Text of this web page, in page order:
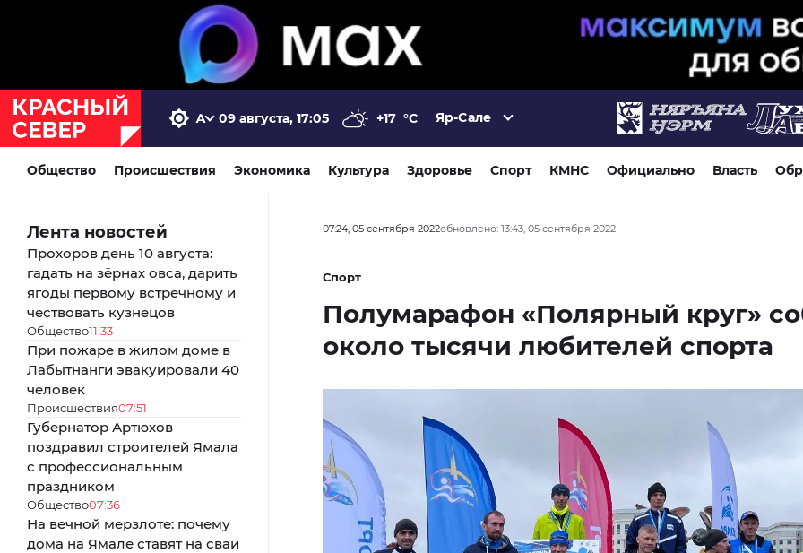
09 августа, 17:05 +17 °C Яр-Сале
Общество Происшествия Экономика Культура Здоровье Спорт КМНС Официально Власть
Лента новостей
Прохоров день 10 августа:
гадать на зёрнах овса, дарить
ягоды первому встречному и
чествовать кузнецов
Общество11:33
При пожаре в жилом доме в
Лабытнанги эвакуировали 40
человек
Происшествия07:51
Губернатор Артюхов
поздравил строителей Ямала
с профессиональным
праздником
Общество07:36
На вечной мерзлоте: почему
дома на Ямале ставят на сваи
07:24, 05 сентября 2022обновлено: 13:43, 05 сентября 2022
Спорт
Полумарафон «Полярный круг»
около тысячи любителей спорта